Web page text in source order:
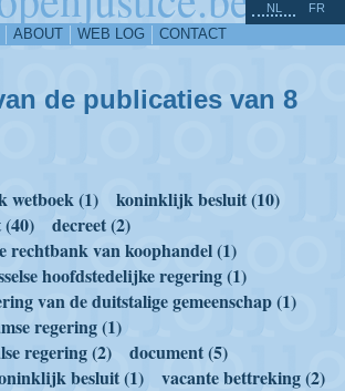
ABOUT WEB LOG CONTACT
NL FR
de publicaties van 8
wetboek (1)
koninklijk besluit (10)
decreet (2)
rechtbank van koophandel (1)
hoofdstedelijke regering (1)
van de duitstalige gemeenschap (1)
regering (1)
regering (2)
document (5)
besluit (1)
vacante bettreking (2)
^